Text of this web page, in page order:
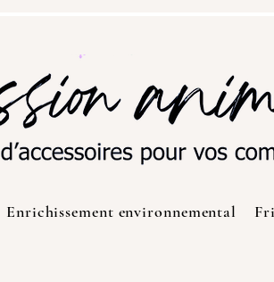
Enrichissement environnemental